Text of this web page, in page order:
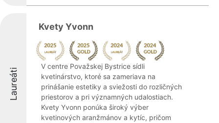
Laureáti
Kvety Yvonn
V centre Považskej Bystrice sídli
kvetinárstvo, ktoré sa zameriava na
prinášanie estetiky a sviežosti do rozličných
priestorov a pri významných udalostiach.
Kvety Yvonn ponúka široký výber
kvetinových aranžmánov a kytíc, pričom